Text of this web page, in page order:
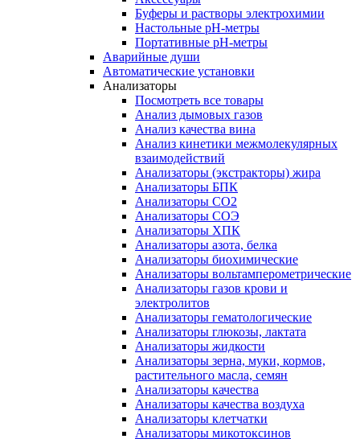
Буферы и растворы электрохимии
Настольные рН-метры
Портативные рН-метры
Аварийные души
Автоматические установки
Анализаторы
Посмотреть все товары
Анализ дымовых газов
Анализ качества вина
Анализ кинетики межмолекулярных
взаимодействий
Анализаторы (экстракторы) жира
Анализаторы БПК
Анализаторы СО2
Анализаторы СОЭ
Анализаторы ХПК
Анализаторы азота, белка
Анализаторы биохимические
Анализаторы вольтамперометрические
Анализаторы газов крови и
электролитов
Анализаторы гематологические
Анализаторы глюкозы, лактата
Анализаторы жидкости
Анализаторы зерна, муки, кормов,
растительного масла, семян
Анализаторы качества
Анализаторы качества воздуха
Анализаторы клетчатки
Анализаторы микотоксинов